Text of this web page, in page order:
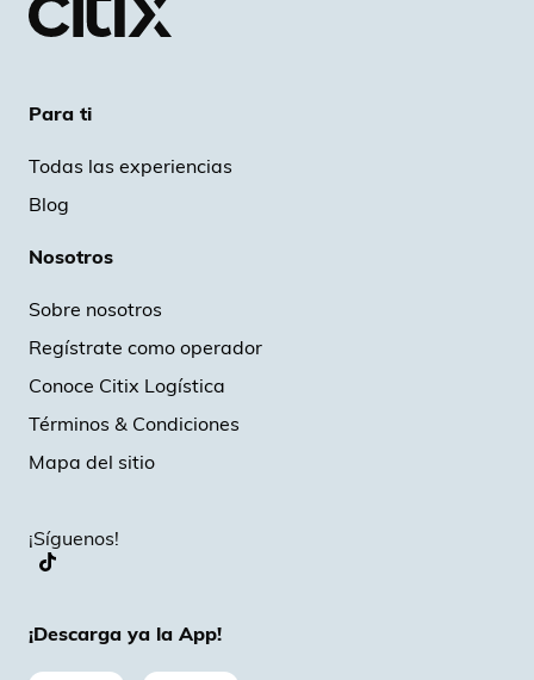
Para ti
Todas las experiencias
Blog
Nosotros
Sobre nosotros
Regístrate como operador
Conoce Citix Logística
Términos & Condiciones
Mapa del sitio
¡Síguenos!
¡Descarga ya la App!